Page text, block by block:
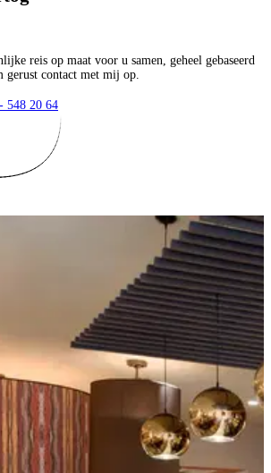
reis op maat voor u samen, geheel gebaseerd
gerust contact met mij op.
548 20 64